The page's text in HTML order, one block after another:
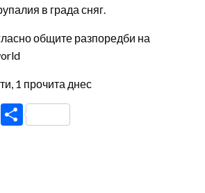
в града сняг.
общите разпоредби на
1 прочита днес
X Share